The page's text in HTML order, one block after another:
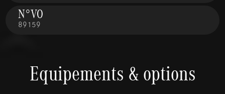
N°VO
89159
Equipements & options